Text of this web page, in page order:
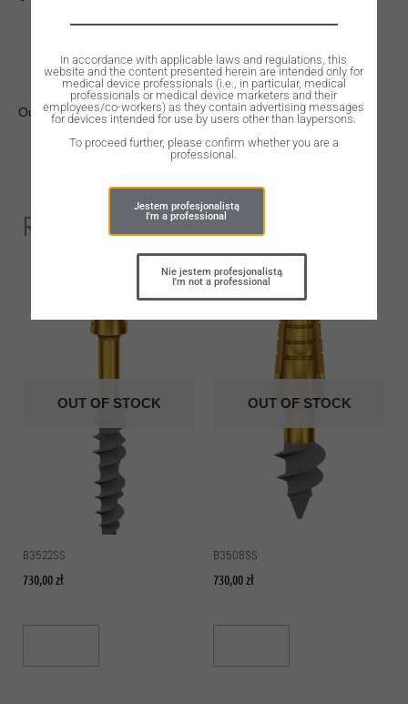
Out of stock
Related Products
OUT OF STOCK
B3522SS
730,00zł
OUT OF STOCK
B3508SS
730,00zł
In accordance with applicable laws and regulations, this
website and the content presented herein are intended only for
medical device professionals (i.e., in particular, medical
professionals or medical device marketers and their
employees/co-workers) as they contain advertising messages
for devices intended for use by users other than laypersons.
To proceed further, please confirm whether you are a
professional.
Jestem profesjonalistą
I'm a professional
Nie jestem profesjonalistą
I'm not a professional